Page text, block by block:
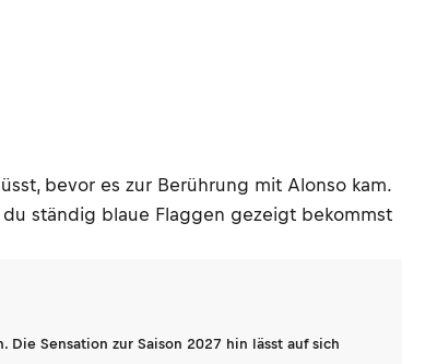
bevor es zur Berührung mit Alonso kam.
ständig blaue Flaggen gezeigt bekommst
Sensation zur Saison 2027 hin lässt auf sich